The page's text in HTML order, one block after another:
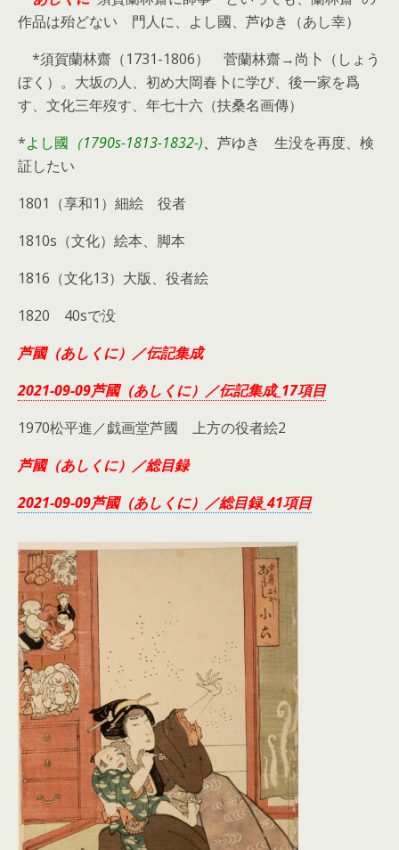
作品は殆どない 門人に、よし國、芦ゆき（あし幸）
*須賀蘭林齋（1731-1806） 菅蘭林齋→尚卜（しょう
ぼく）。大坂の人、初め大岡春卜に学び、後一家を爲
す、文化三年歿す、年七十六（扶桑名画傳）
*よし國 （1790s-1813-1832-)、 芦ゆき 生没を再度、検
証したい
1801（享和1）細絵 役者
1810s（文化）絵本、脚本
1816（文化13）大版、役者絵
1820 40sで没
芦國（あしくに）／伝記集成
2021-09-09芦國（あしくに）／伝記集成_17項目
1970松平進／戯画堂芦國 上方の役者絵2
芦國（あしくに）／総目録
2021-09-09芦國（あしくに）／総目録_41項目